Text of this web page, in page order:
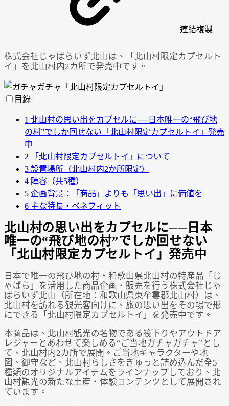
連結複製
株式会社じゃばらいず北山は、「北山村限定カプセルト
イ」を北山村内2カ所で発売中です。
目錄
1 北山村の思い出をカプセルに──日本唯一の“飛び地
の村”でしか回せない「北山村限定カプセルトイ」発売
中
2 「北山村限定カプセルトイ」について
3 設置場所（北山村内2か所限定）
4 陣容（共5種）
5 企画背景：「商品」よりも「思い出」に価値を
6 主な特長・ベネフィット
北山村の思い出をカプセルに──日本
唯一の“飛び地の村”でしか回せない
「北山村限定カプセルトイ」発売中
日本で唯一の飛び地の村・和歌山県北山村の特産品「じ
ゃばら」を活用した商品企画・販売を行う株式会社じゃ
ばらいず北山（所在地：和歌山県東牟婁郡北山村）は、
北山村を訪れる観光客向けに、旅の思い出をその場で形
にできる「北山村限定カプセルトイ」を発売中です。
本商品は、北山村観光の名物である筏下りやアウトドア
レジャーとあわせて楽しめる“ご当地ガチャガチャ”とし
て、北山村内2カ所で展開。ご当地キャラクターや地
図、御守など、北山村らしさをぎゅっと詰め込んだ全5
種類のオリジナルアイテムをラインナップしており、北
山村観光の新たな土産・体験コンテンツとして展開され
ています。